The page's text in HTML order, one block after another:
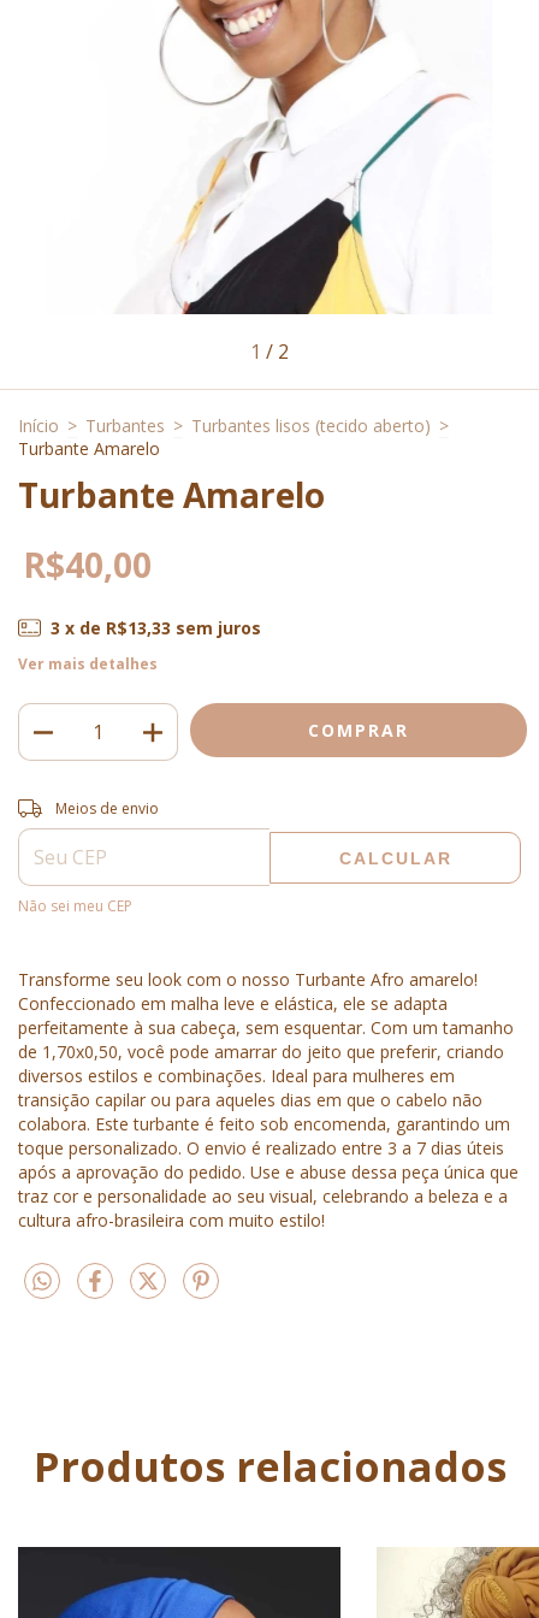
1 / 2
Início > Turbantes > Turbantes lisos (tecido aberto) >
Turbante Amarelo
Turbante Amarelo
R$40,00
3 x de R$13,33 sem juros
Ver mais detalhes
Entregas para o CEP:
Meios de envio
CALCULAR
Não sei meu CEP
Transforme seu look com o nosso Turbante Afro amarelo!
Confeccionado em malha leve e elástica, ele se adapta
perfeitamente à sua cabeça, sem esquentar. Com um tamanho
de 1,70x0,50, você pode amarrar do jeito que preferir, criando
diversos estilos e combinações. Ideal para mulheres em
transição capilar ou para aqueles dias em que o cabelo não
colabora. Este turbante é feito sob encomenda, garantindo um
toque personalizado. O envio é realizado entre 3 a 7 dias úteis
após a aprovação do pedido. Use e abuse dessa peça única que
traz cor e personalidade ao seu visual, celebrando a beleza e a
cultura afro-brasileira com muito estilo!
Produtos relacionados